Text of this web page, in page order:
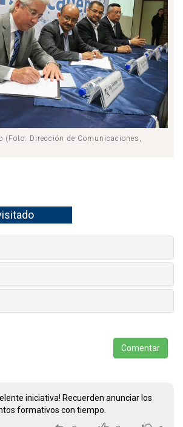
(Foto: Dirección de Comunicaciones,
Comentar
iniciativa! Recuerden anunciar los
formativos con tiempo.